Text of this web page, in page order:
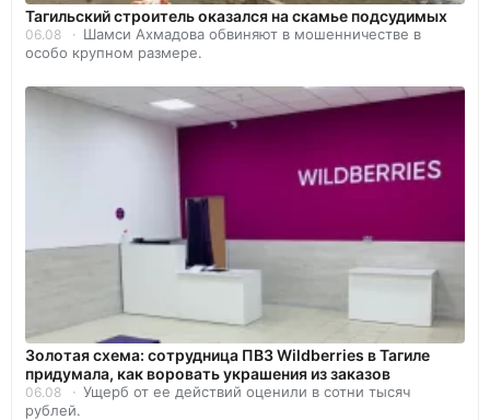
Тагильский строитель оказался на скамье подсудимых
06.08
Шамси Ахмадова обвиняют в мошенничестве в
особо крупном размере.
Золотая схема: сотрудница ПВЗ Wildberries в Тагиле
придумала, как воровать украшения из заказов
06.08
Ущерб от ее действий оценили в сотни тысяч
рублей.